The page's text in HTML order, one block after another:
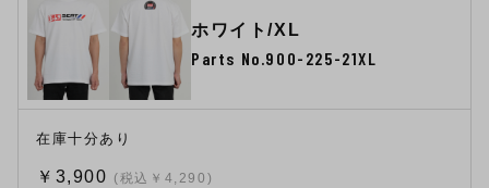
ホワイト/XL
Parts No.900-225-21XL
在庫十分あり
￥3,900 (税込￥4,290)